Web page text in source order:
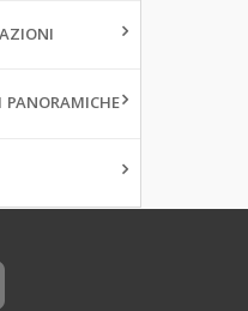
PANORAMICHE